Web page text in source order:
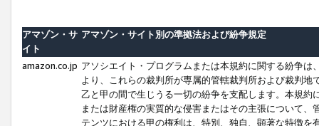
アマゾン・サ
イト
アマゾン・サイト別の準拠法および紛争規定
amazon.co.jp アソシエイト・プログラムまたは本規約に関する紛争
より、これらの裁判所が専属的管轄裁判所および裁判
乙と甲の間で生じうる一切の紛争を支配します。本規
または財産権の実質的な侵害またはその主張について
テンツにおける甲の権利は、特別、独自、顕著な特徴